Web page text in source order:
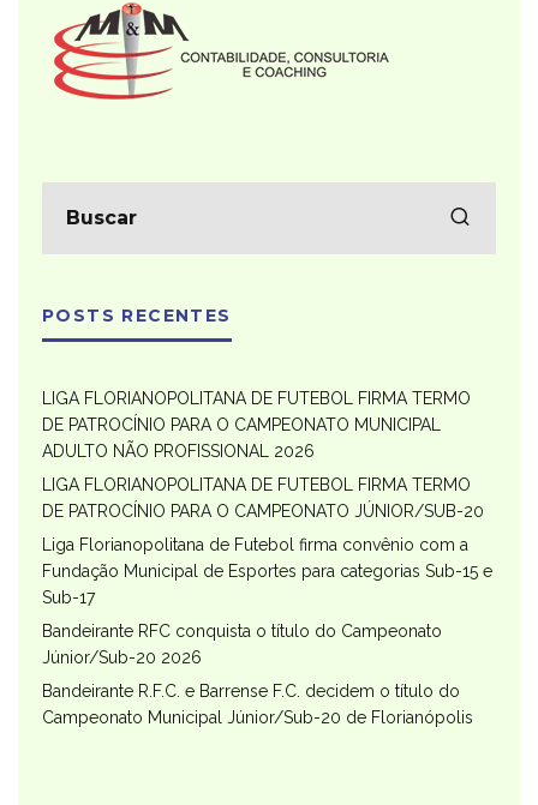
POSTS RECENTES
LIGA FLORIANOPOLITANA DE FUTEBOL FIRMA TERMO
DE PATROCÍNIO PARA O CAMPEONATO MUNICIPAL
ADULTO NÃO PROFISSIONAL 2026
LIGA FLORIANOPOLITANA DE FUTEBOL FIRMA TERMO
DE PATROCÍNIO PARA O CAMPEONATO JÚNIOR/SUB-20
Liga Florianopolitana de Futebol firma convênio com a
Fundação Municipal de Esportes para categorias Sub-15 e
Sub-17
Bandeirante RFC conquista o título do Campeonato
Júnior/Sub-20 2026
Bandeirante R.F.C. e Barrense F.C. decidem o título do
Campeonato Municipal Júnior/Sub-20 de Florianópolis